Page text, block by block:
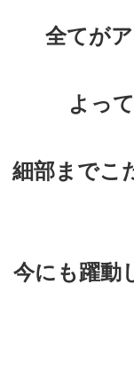
全てが
よっ
細部までこ
今にも躍動